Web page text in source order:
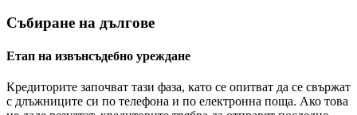
Събиране на дългове
Етап на извънсъдебно уреждане
Кредиторите започват тази фаза, като се опитват да се свържат
с длъжниците си по телефона и по електронна поща. Ако това